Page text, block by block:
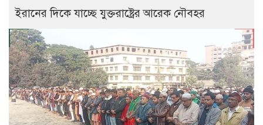
ইরানের দিকে যাচ্ছে যুক্তরাষ্ট্রের আরেক নৌবহর